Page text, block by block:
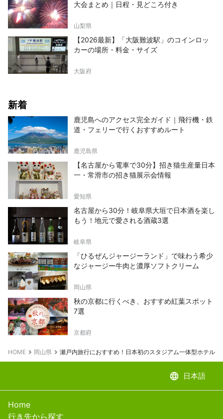
大会まとめ｜日程・見どころ付き
山梨県
【2026最新】「大阪難波駅」のコインロッ
カーの場所・料金・サイズ
大阪府
新着
鹿児島へのアクセス完全ガイド｜飛行機・鉄
道・フェリーで行くおすすめルート
鹿児島県
【名古屋から電車で30分】招き猫生産量日本
一・常滑市の招き猫展示会情報
愛知県
名古屋から30分！岐阜県大垣で日本酒を楽し
もう！地元で愛される酒蔵3選
岐阜県
「ひるぜんジャージーランド」で味わう希少
なジャージー牛肉と濃厚ソフトクリーム
岡山県
秋の京都に行くべき、おすすめ紅葉スポット
7選
京都府
HOME 岡山県 瀬戸内旅行におすすめ！日本初のスタジアム一体型ホテル
language 日本語
Home
行き先から探す